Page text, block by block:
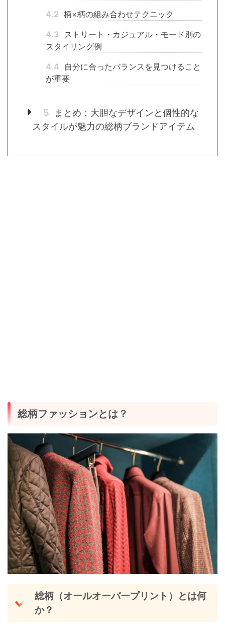
4.2 柄×柄の組み合わせテクニック
4.3 ストリート・カジュアル・モード別の
スタイリング例
4.4
自分に合ったバランスを見つけること
が重要
5
まとめ：大胆なデザインと個性的な
スタイルが魅力の総柄ブランドアイテム
総柄ファッションとは？
総柄（オールオーバープリント）とは何
か？